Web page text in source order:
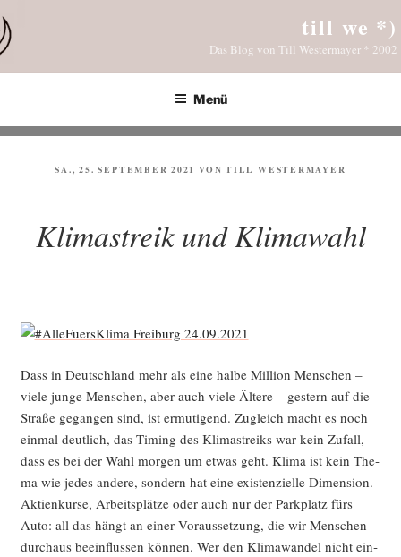
Inhalt
springen
till we *)
Das Blog von Till Westermayer * 2002
Menü
VERÖFFENTLICHT
SA., 25. SEPTEMBER 2021 VONTILL WESTERMAYER
Klimastreik und Klimawahl
Dass in Deutsch­land mehr als eine hal­be Mil­li­on Men­schen –
vie­le jun­ge Men­schen, aber auch vie­le Älte­re – ges­tern auf die
Stra­ße gegan­gen sind, ist ermu­ti­gend. Zugleich macht es noch
ein­mal deut­lich, das Timing des Kli­ma­streiks war kein Zufall,
dass es bei der Wahl mor­gen um etwas geht. Kli­ma ist kein The­
ma wie jedes ande­re, son­dern hat eine exis­ten­zi­el­le Dimen­si­on.
Akti­en­kur­se, Arbeits­plät­ze oder auch nur der Park­platz fürs
Auto: all das hängt an einer Vor­aus­set­zung, die wir Men­schen
durch­aus beein­flus­sen kön­nen. Wer den Kli­ma­wan­del nicht ein­